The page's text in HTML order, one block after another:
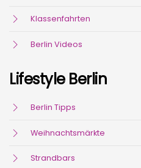
Klassenfahrten
Berlin Videos
Lifestyle Berlin
Berlin Tipps
Weihnachtsmärkte
Strandbars